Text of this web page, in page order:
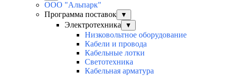
ООО "Альпарк"
Программа поставок
▼
Электротехника ▼
Низковольтное оборудование
Кабели и провода
Кабельные лотки
Светотехника
Кабельная арматура